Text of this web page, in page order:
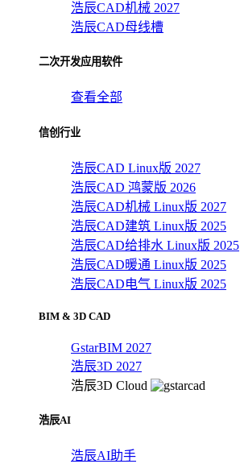
浩辰CAD机械 2027
浩辰CAD母线槽
二次开发应用软件
查看全部
信创行业
浩辰CAD Linux版 2027
浩辰CAD 鸿蒙版 2026
浩辰CAD机械 Linux版 2027
浩辰CAD建筑 Linux版 2025
浩辰CAD给排水 Linux版 2025
浩辰CAD暖通 Linux版 2025
浩辰CAD电气 Linux版 2025
BIM & 3D CAD
GstarBIM 2027
浩辰3D 2027
浩辰3D Cloud
浩辰AI
浩辰AI助手